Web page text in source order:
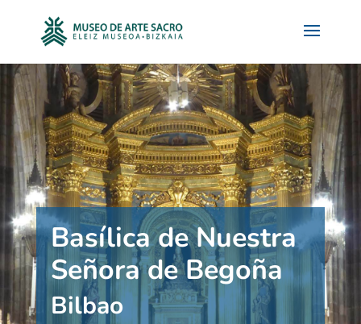
Basílica de Nuestra
Señora de Begoña
Bilbao